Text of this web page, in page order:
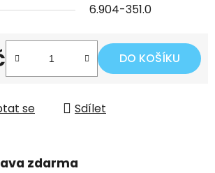
6.904-351.0
DO KOŠÍKU
se Sdílet
zdarma